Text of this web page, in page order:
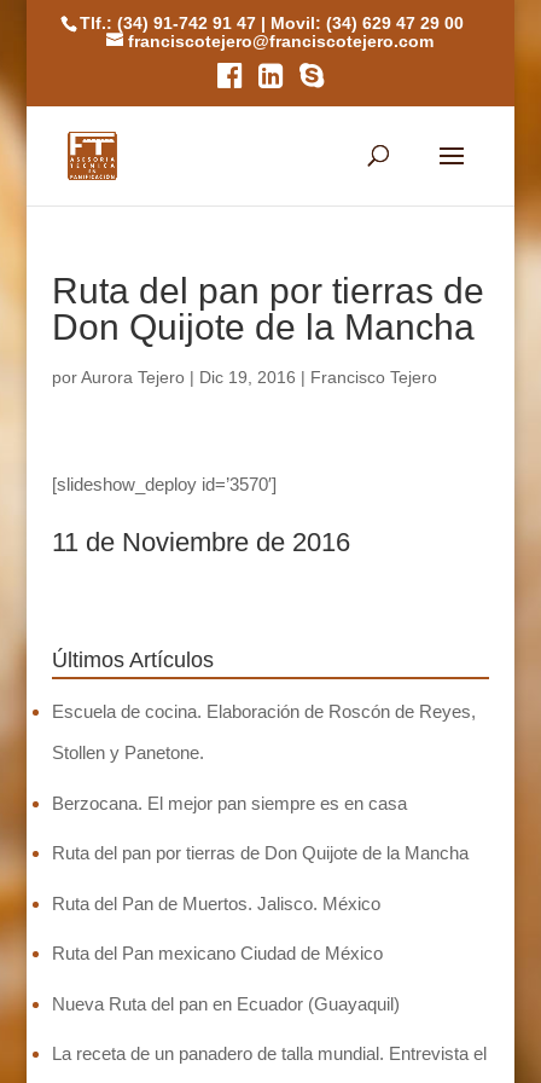
Tlf.: (34) 91-742 91 47 | Movil: (34) 629 47 29 00
franciscotejero@franciscotejero.com
Ruta del pan por tierras de
Don Quijote de la Mancha
porAurora Tejero| Dic 19, 2016 | Francisco Tejero
[slideshow_deploy id=’3570′]
11 de Noviembre de 2016
Últimos Artículos
Escuela de cocina. Elaboración de Roscón de Reyes,
Stollen y Panetone.
Berzocana. El mejor pan siempre es en casa
Ruta del pan por tierras de Don Quijote de la Mancha
Ruta del Pan de Muertos. Jalisco. México
Ruta del Pan mexicano Ciudad de México
Nueva Ruta del pan en Ecuador (Guayaquil)
La receta de un panadero de talla mundial. Entrevista el